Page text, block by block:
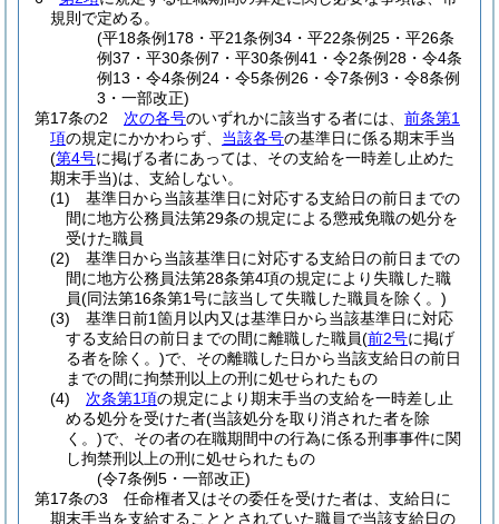
規則で定める。
(平18条例178・平21条例34・平22条例25・平26条
例37・平30条例7・平30条例41・令2条例28・令4条
例13・令4条例24・令5条例26・令7条例3・令8条例
3・一部改正)
第17条の2
次の各号のいずれかに該当する者には、 前条第1
項の規定にかかわらず、 当該各号の基準日に係る期末手当
(第4号に掲げる者にあっては、その支給を一時差し止めた
期末手当)は、支給しない。
(1)
基準日から当該基準日に対応する支給日の前日までの
間に地方公務員法第29条の規定による懲戒免職の処分を
受けた職員
(2)
基準日から当該基準日に対応する支給日の前日までの
間に地方公務員法第28条第4項の規定により失職した職
員(同法第16条第1号に該当して失職した職員を除く。)
(3)
基準日前1箇月以内又は基準日から当該基準日に対応
する支給日の前日までの間に離職した職員(前2号に掲げ
る者を除く。)で、その離職した日から当該支給日の前日
までの間に拘禁刑以上の刑に処せられたもの
(4)
次条第1項の規定により期末手当の支給を一時差し止
める処分を受けた者(当該処分を取り消された者を除
く。)で、その者の在職期間中の行為に係る刑事事件に関
し拘禁刑以上の刑に処せられたもの
(令7条例5・一部改正)
第17条の3
任命権者又はその委任を受けた者は、支給日に
期末手当を支給することとされていた職員で当該支給日の